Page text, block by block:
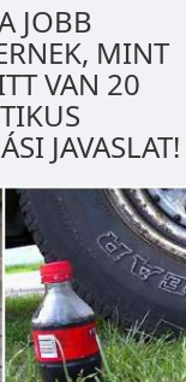
JOBB
MINT
VAN 20
JAVASLAT!